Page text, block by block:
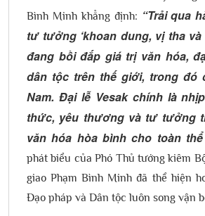
Bình Minh khẳng định: “Trải qua
tư tưởng ‘khoan dung, vị tha và
đang bồi đắp giá trị văn hóa,
dân tộc trên thế giới, trong đó
Nam. Đại lễ Vesak chính là
thức, yêu thương và tư tưởng
văn hóa hòa bình cho toàn
phát biểu của Phó Thủ tướng kiêm
giao Phạm Bình Minh đã thể hiện
Đạo pháp và Dân tộc luôn song vận